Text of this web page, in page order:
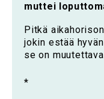
muttei
Pitkä
jokin estää
se on
*